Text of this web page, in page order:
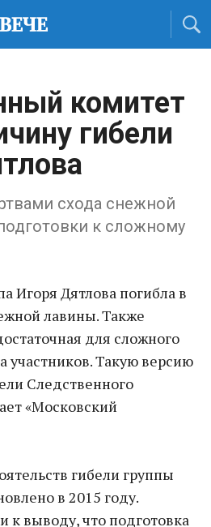
комитет
гибели
схода снежной
к сложному
Игоря Дятлова погибла в
лавины. Также
для сложного
участников. Такую версию
Следственного
«Московский
гибели группы
в 2015 году.
к выводу, что подготовка